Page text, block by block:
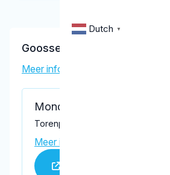
Dutch ▼
Goossens, C.P.J.
Meer informatie tandarts
Mondiaal
Torenplein 14, Oosterland 4307 AB
Meer informatie praktijk